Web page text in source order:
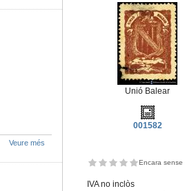
Unió Balear
001582
Encara sense
IVA no inclòs
Veure més